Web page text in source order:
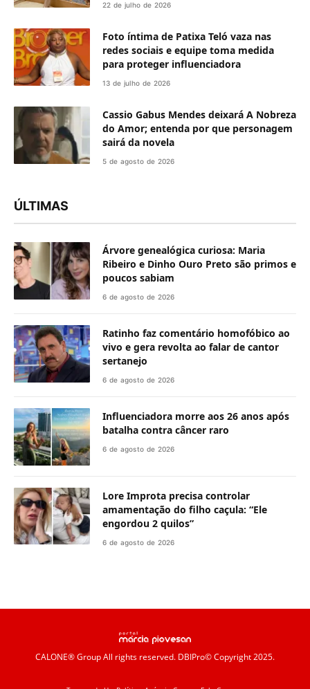
22 de julho de 2026
Foto íntima de Patixa Teló vaza nas
redes sociais e equipe toma medida
para proteger influenciadora
13 de julho de 2026
Cassio Gabus Mendes deixará A Nobreza
do Amor; entenda por que personagem
sairá da novela
5 de agosto de 2026
ÚLTIMAS
Árvore genealógica curiosa: Maria
Ribeiro e Dinho Ouro Preto são primos e
poucos sabiam
6 de agosto de 2026
Ratinho faz comentário homofóbico ao
vivo e gera revolta ao falar de cantor
sertanejo
6 de agosto de 2026
Influenciadora morre aos 26 anos após
batalha contra câncer raro
6 de agosto de 2026
Lore Improta precisa controlar
amamentação do filho caçula: “Ele
engordou 2 quilos”
6 de agosto de 2026
CALONE® GroupAll rights reserved. DBIPro© Copyright 2025.